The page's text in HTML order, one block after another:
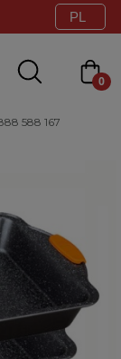
588 167